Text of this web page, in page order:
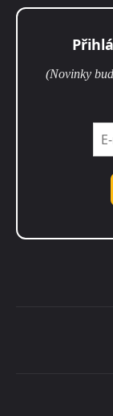
(Novinky